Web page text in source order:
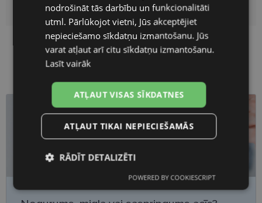
Lēcas platums 54
Deguna pārnese 18
FINNISH
nodrošināt tās darbību un funkcionalitāti
utml. Pārlūkojot vietni, Jūs akceptējiet
nepieciešamo sīkdatņu izmantošanu. Jūs
varat atļaut arī citu sīkdatņu izmantošanu.
Lasīt vairāk
ATĻAUT VISAS SĪKDATNES
ATĻAUT TIKAI NEPIECIEŠAMĀS
RĀDĪT DETALIZĒTI
sīkdatnes
Statistikas
sīkdatnes
POWERED BY COOKIESCRIPT